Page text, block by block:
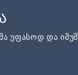
უფასოდ და